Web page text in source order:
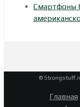
Смартфоны
©
Главная